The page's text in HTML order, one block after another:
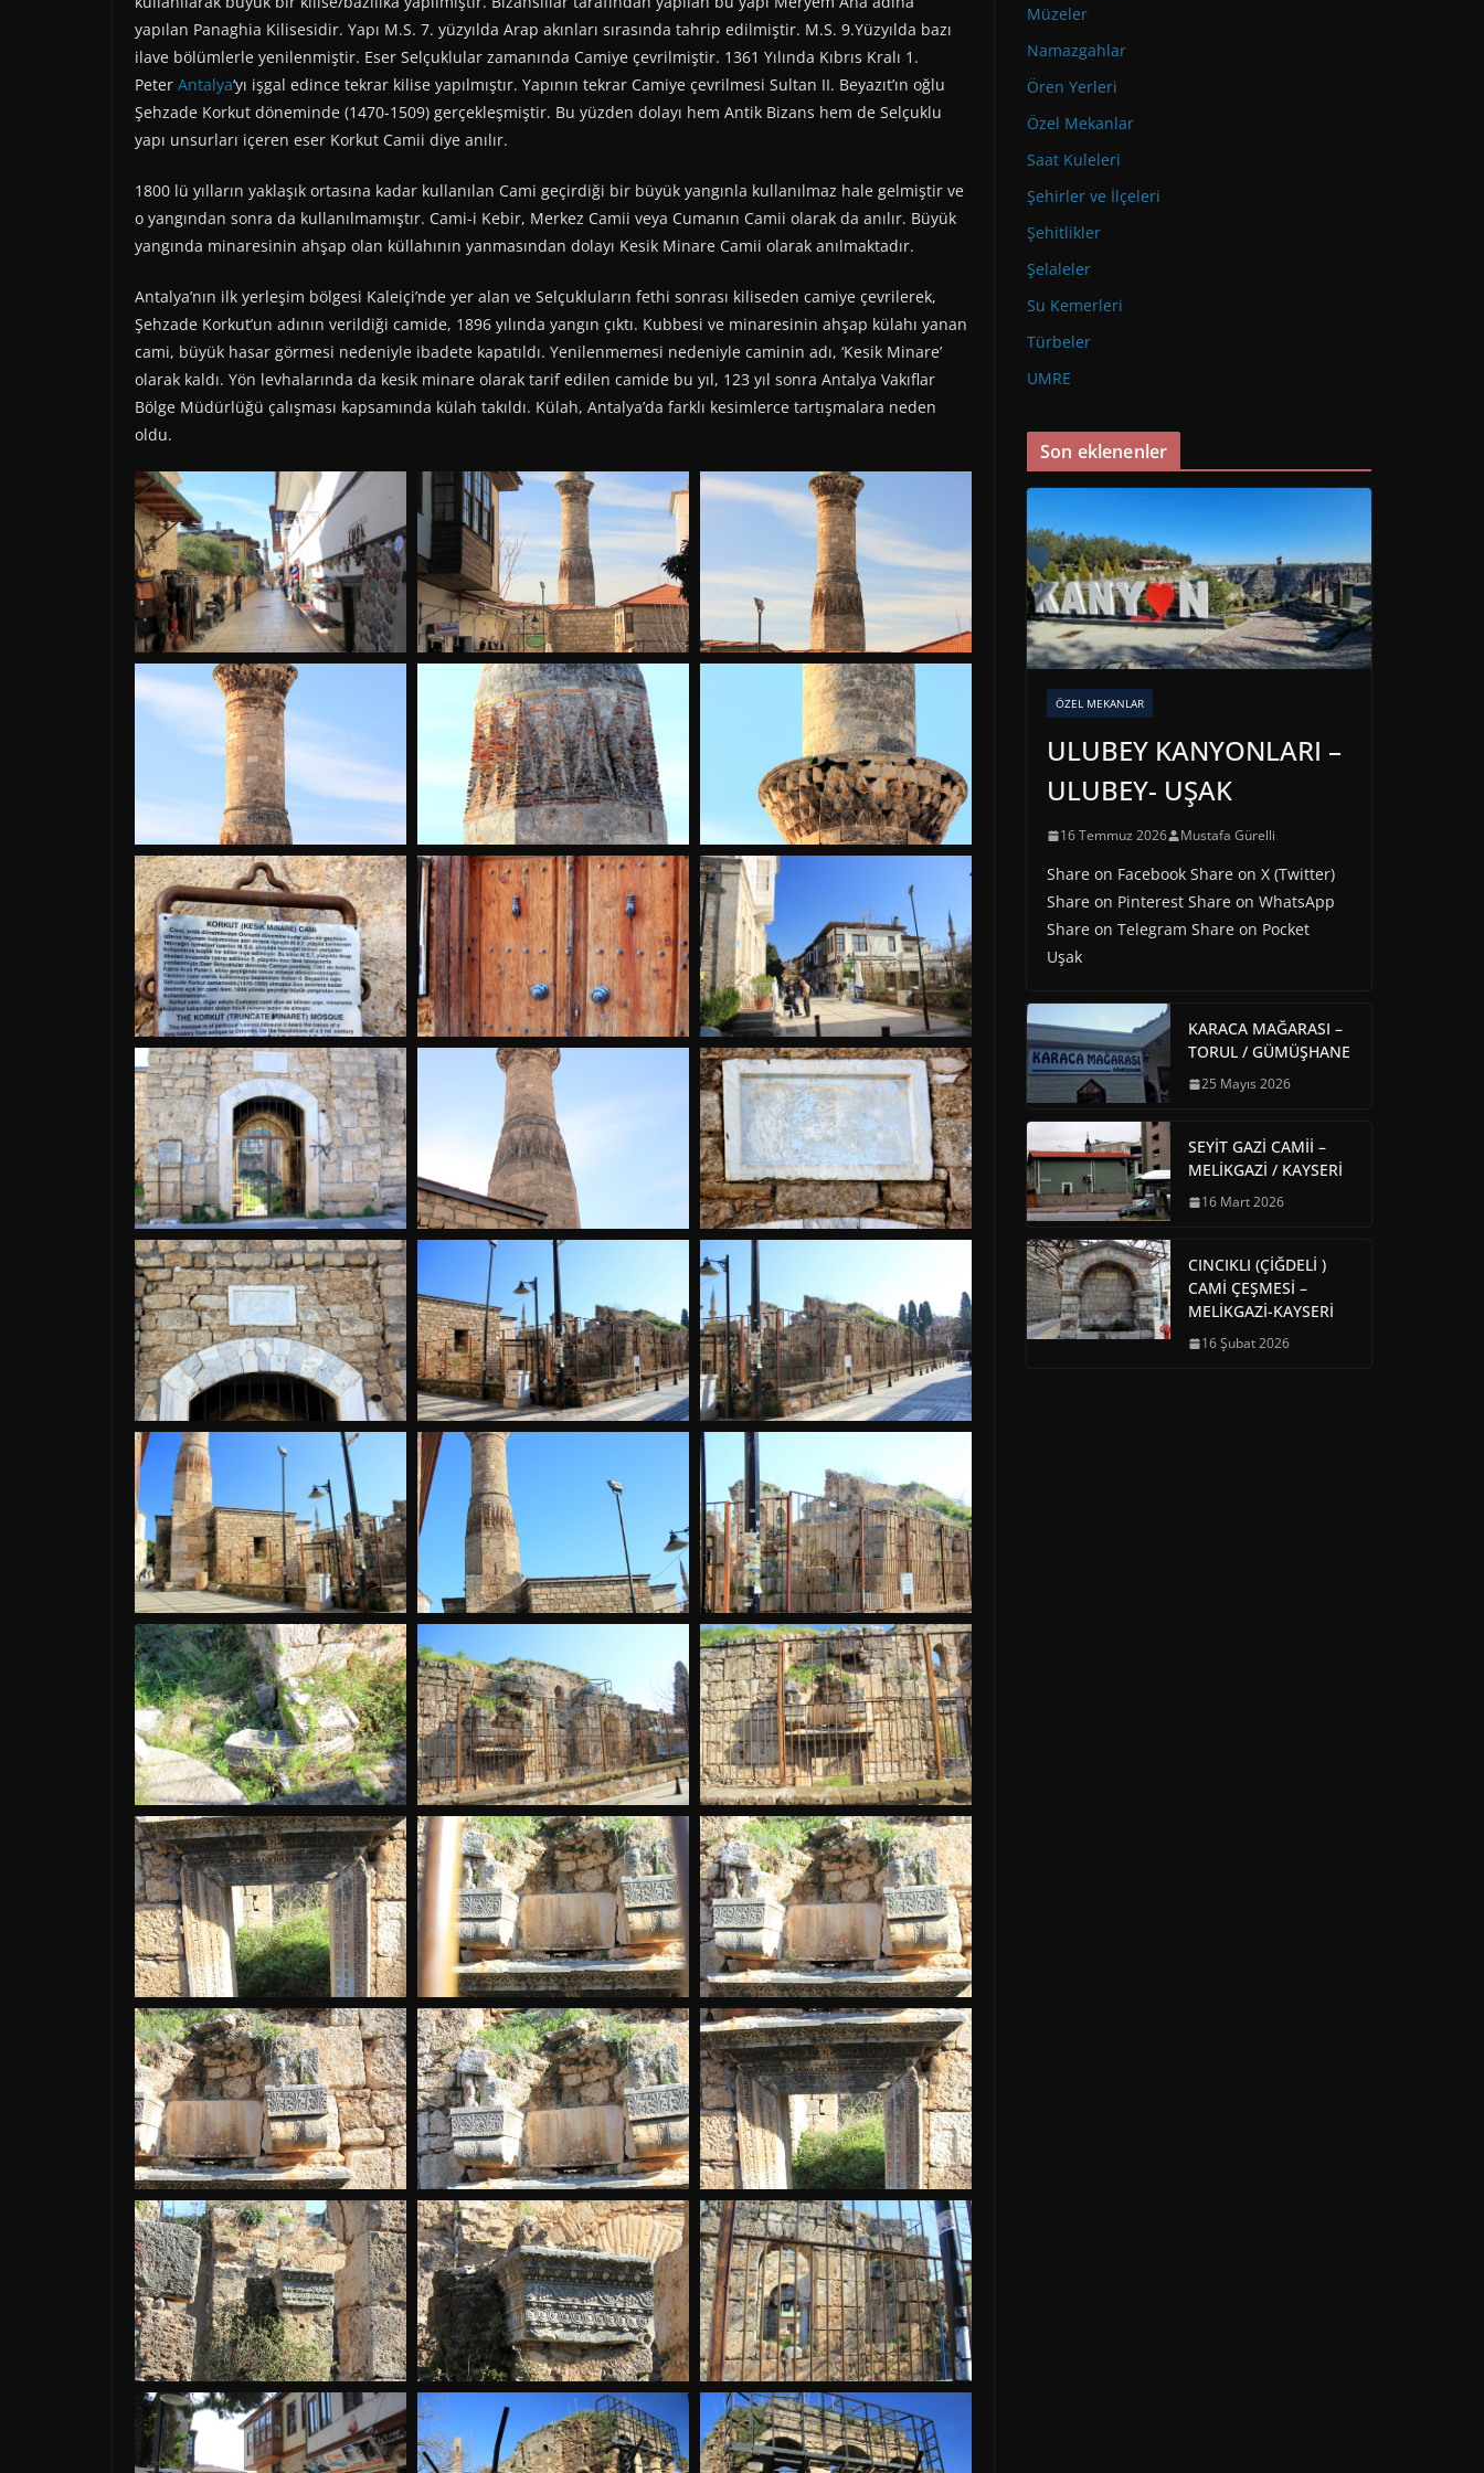
yapılan Panaghia Kilisesidir. Yapı M.S. 7. yüzyılda Arap akınları sırasında tahrip edilmiştir. M.S. 9.Yüzyılda bazı
ilave bölümlerle yenilenmiştir. Eser Selçuklular zamanında Camiye çevrilmiştir. 1361 Yılında Kıbrıs Kralı 1.
Peter Antalya‘yı işgal edince tekrar kilise yapılmıştır. Yapının tekrar Camiye çevrilmesi Sultan II. Beyazıt’ın oğlu
Şehzade Korkut döneminde (1470-1509) gerçekleşmiştir. Bu yüzden dolayı hem Antik Bizans hem de Selçuklu
yapı unsurları içeren eser Korkut Camii diye anılır.
1800 lü yılların yaklaşık ortasına kadar kullanılan Cami geçirdiği bir büyük yangınla kullanılmaz hale gelmiştir ve
o yangından sonra da kullanılmamıştır. Cami-i Kebir, Merkez Camii veya Cumanın Camii olarak da anılır. Büyük
yangında minaresinin ahşap olan küllahının yanmasından dolayı Kesik Minare Camii olarak anılmaktadır.
Antalya’nın ilk yerleşim bölgesi Kaleiçi’nde yer alan ve Selçukluların fethi sonrası kiliseden camiye çevrilerek,
Şehzade Korkut’un adının verildiği camide, 1896 yılında yangın çıktı. Kubbesi ve minaresinin ahşap külahı yanan
cami, büyük hasar görmesi nedeniyle ibadete kapatıldı. Yenilenmemesi nedeniyle caminin adı, ‘Kesik Minare’
olarak kaldı. Yön levhalarında da kesik minare olarak tarif edilen camide bu yıl, 123 yıl sonra Antalya Vakıflar
Bölge Müdürlüğü çalışması kapsamında külah takıldı. Külah, Antalya’da farklı kesimlerce tartışmalara neden
oldu.
Müzeler
Namazgahlar
Ören Yerleri
Özel Mekanlar
Saat Kuleleri
Şehirler ve İlçeleri
Şehitlikler
Şelaleler
Su Kemerleri
Türbeler
UMRE
Son eklenenler
ÖZEL MEKANLAR
ULUBEY KANYONLARI –
ULUBEY- UŞAK
16 Temmuz 2026 Mustafa Gürelli
Share on Facebook Share on X (Twitter)
Share on Pinterest Share on WhatsApp
Share on Telegram Share on Pocket
Uşak
KARACA MAĞARASI –
TORUL / GÜMÜŞHANE
25 Mayıs 2026
SEYİT GAZİ CAMİİ –
MELİKGAZİ / KAYSERİ
16 Mart 2026
CINCIKLI (ÇİĞDELİ )
CAMİ ÇEŞMESİ –
MELİKGAZİ-KAYSERİ
16 Şubat 2026